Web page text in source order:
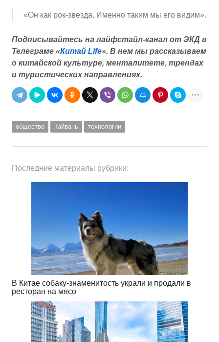
«Он как рок-звезда. Именно таким мы его видим».
Подписывайтесь на лайфстайл-канал от ЭКД в
Телеграме «Китай Life». В нем мы рассказываем
о китайской культуре, менталитете, трендах
и туристических направлениях.
общество Тайвань технологии
Последние материалы рубрики:
В Китае собаку-знаменитость украли и продали в
ресторан на мясо